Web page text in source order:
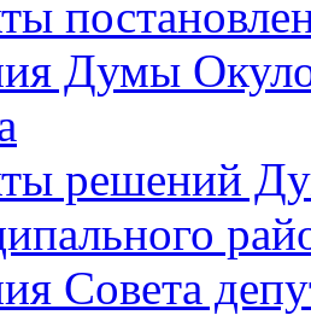
Думы
решений
Совета